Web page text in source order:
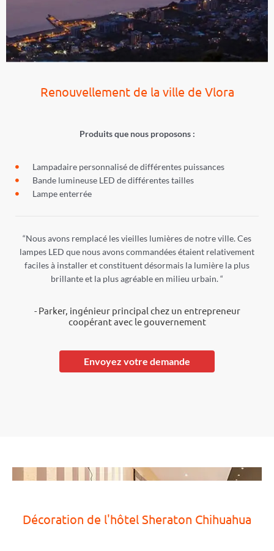
Renouvellement de la ville de Vlora
Produits que nous proposons :
Lampadaire personnalisé de différentes puissances
Bande lumineuse LED de différentes tailles
Lampe enterrée
“Nous avons remplacé les vieilles lumières de notre ville. Ces
lampes LED que nous avons commandées étaient relativement
faciles à installer et constituent désormais la lumière la plus
brillante et la plus agréable en milieu urbain. “
- Parker, ingénieur principal chez un entrepreneur
coopérant avec le gouvernement
Envoyez votre demande
Décoration de l'hôtel Sheraton Chihuahua